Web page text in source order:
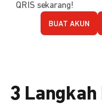
QRIS sekarang!
BUAT AKUN
3 Langkah